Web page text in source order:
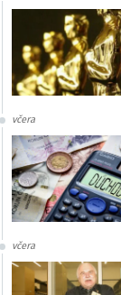
včera
včera